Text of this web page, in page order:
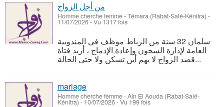
من أجل الزواج
Homme cherche femme-Témara (Rabat-Salé-Kénitra) -
11/07/2026 - Vu 1317 fois
سلمان 32 سنة من الرباط موظف في المندوبية
العامة لإدارة السجون وإعادة الإدماج ، أريد فتاة
قصد الزواج لا يهم أين تسكن ولا حتى الحالة...
mariage
Homme cherche femme-Ain El Aouda (Rabat-Salé-
Kénitra) - 10/07/2026 - Vu 199 fois